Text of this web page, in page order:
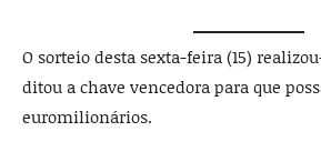
O sorteio desta sexta-feira (15)
ditou a chave vencedora para que
euromilionários.